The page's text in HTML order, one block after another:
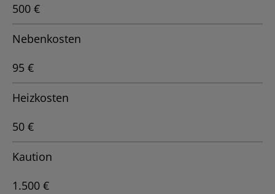
500 €
Nebenkosten
95 €
Heizkosten
50 €
Kaution
1.500 €